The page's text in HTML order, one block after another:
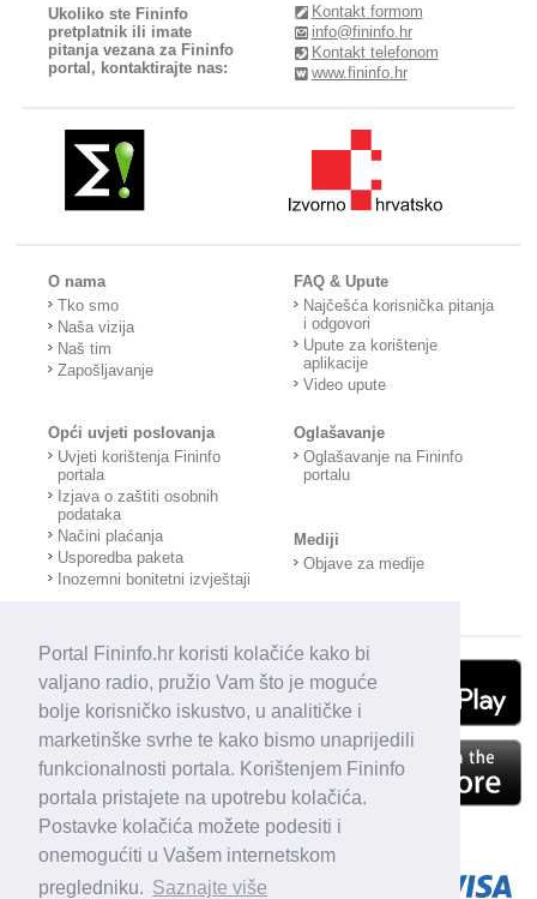
Portal Fininfo.hr koristi kolačiće kako bi
valjano radio, pružio Vam što je moguće
bolje korisničko iskustvo, u analitičke i
marketinške svrhe te kako bismo unaprijedili
funkcionalnosti portala. Korištenjem Fininfo
portala pristajete na upotrebu kolačića.
Postavke kolačića možete podesiti i
onemogućiti u Vašem internetskom
pregledniku. Saznajte više
Ukoliko ste Fininfo
pretplatnik ili imate
pitanja vezana za Fininfo
portal, kontaktirajte nas:
Kontakt formom
info@fininfo.hr
Kontakt telefonom
www.fininfo.hr
O nama
Tko smo
Naša vizija
Naš tim
Zapošljavanje
FAQ & Upute
Najčešća korisnička pitanja
i odgovori
Upute za korištenje
aplikacije
Video upute
Opći uvjeti poslovanja
Uvjeti korištenja Fininfo
portala
Izjava o zaštiti osobnih
podataka
Načini plaćanja
Usporedba paketa
Inozemni bonitetni izvještaji
Oglašavanje
Oglašavanje na Fininfo
portalu
Mediji
Objave za medije